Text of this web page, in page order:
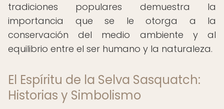
tradiciones populares demuestra la
importancia que se le otorga a la
conservación del medio ambiente y al
equilibrio entre el ser humano y la naturaleza.
El Espíritu de la Selva Sasquatch:
Historias y Simbolismo